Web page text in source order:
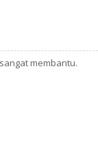
membantu.